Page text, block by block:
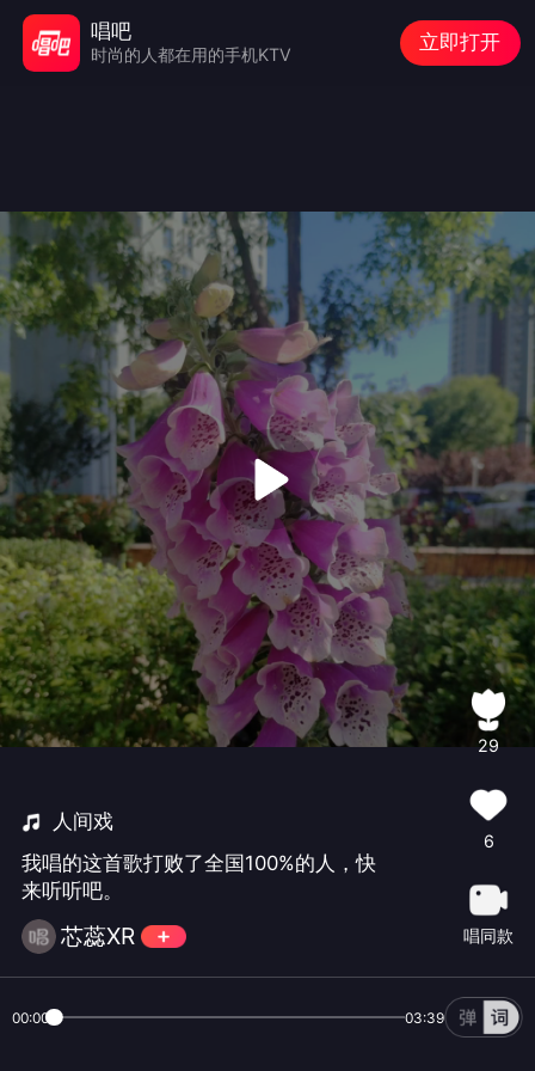
人间戏
我唱的这首歌打败了全国100%的人，快
来听听吧。
芯蕊XR
29
6
唱同款
00:00 03:39
唱吧
时尚的人都在用的手机KTV
立即打开